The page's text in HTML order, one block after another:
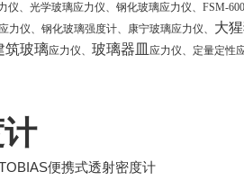
仪、光学玻璃应力仪、钢化玻璃应力仪、FSM-
仪、钢化玻璃强度计、康宁玻璃应力仪、 大
筑玻璃应力仪、玻璃器皿 应力仪、定量定性